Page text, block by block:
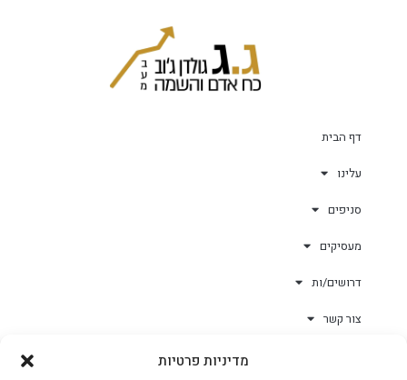
מדיניות פרטיות
דף הבית
עלינו
סניפים
מעסיקים
דרושים/ות
צור קשר